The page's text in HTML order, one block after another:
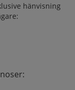
hänvisning